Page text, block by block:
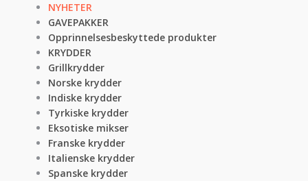
NYHETER
GAVEPAKKER
Opprinnelsesbeskyttede produkter
KRYDDER
Grillkrydder
Norske krydder
Indiske krydder
Tyrkiske krydder
Eksotiske mikser
Franske krydder
Italienske krydder
Spanske krydder